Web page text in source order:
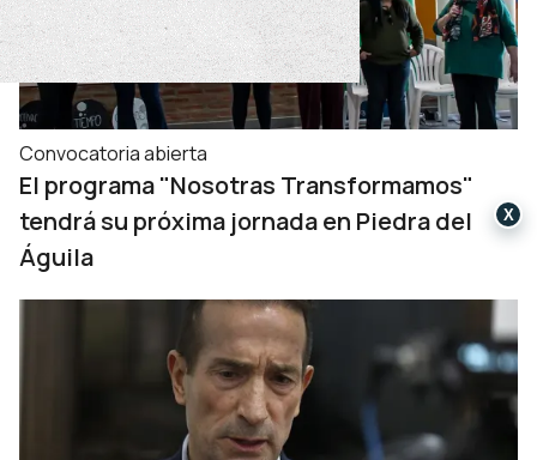
Convocatoria abierta
El programa "Nosotras Transformamos"
tendrá su próxima jornada en Piedra del
Águila
X